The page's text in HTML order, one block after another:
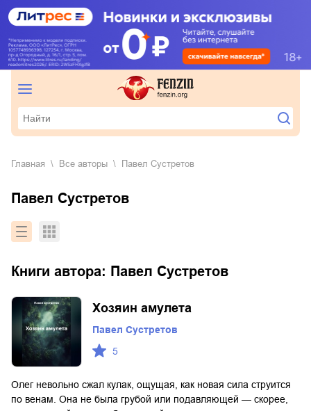
Главная Все авторы Павел Сустретов
Павел Сустретов
Книги автора: Павел Сустретов
Хозяин амулета
Павел Сустретов
5
Олег невольно сжал кулак, ощущая, как новая сила струится
по венам. Она не была грубой или подавляющей — скорее,